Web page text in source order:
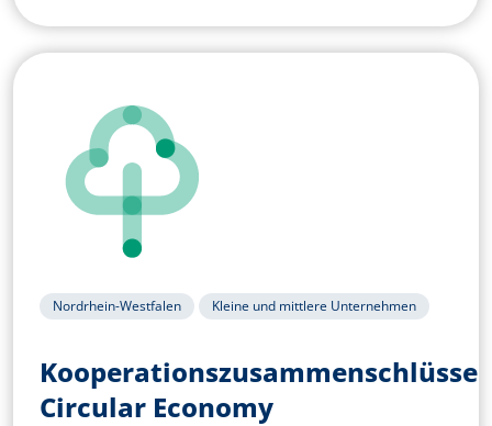
Nordrhein-Westfalen Kleine und mittlere Unternehmen
Kooperationszusammenschlüsse
Circular Economy